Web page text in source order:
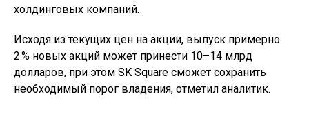
холдинговых компаний.
Исходя из текущих цен на акции, выпуск примерно
2 % новых акций может принести 10–14 млрд
долларов, при этом SK Square сможет сохранить
необходимый порог владения, отметил аналитик.